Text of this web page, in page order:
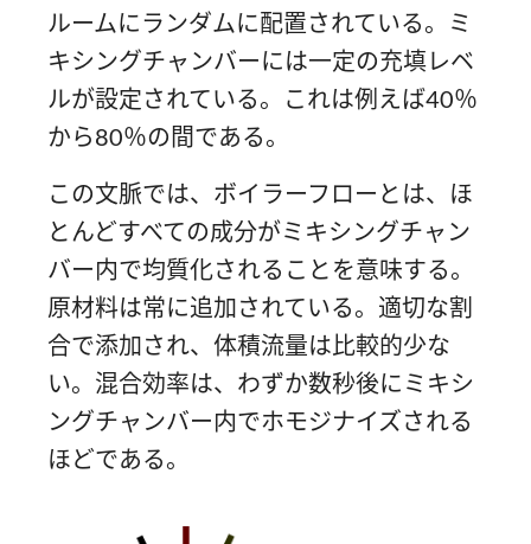
ルームにランダムに配置されている。ミ
キシングチャンバーには一定の充填レベ
ルが設定されている。これは例えば40％
から80％の間である。
この文脈では、ボイラーフローとは、ほ
とんどすべての成分がミキシングチャン
バー内で均質化されることを意味する。
原材料は常に追加されている。適切な割
合で添加され、体積流量は比較的少な
い。混合効率は、わずか数秒後にミキシ
ングチャンバー内でホモジナイズされる
ほどである。